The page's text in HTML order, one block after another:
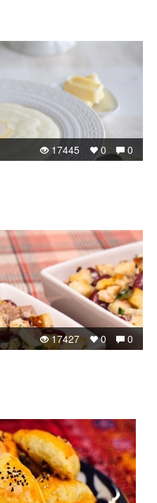
0
0
17445
0
0
17427